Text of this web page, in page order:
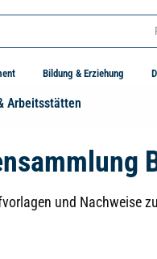
Bildung & Erziehung
Arbeitsstätten
und Nachweise